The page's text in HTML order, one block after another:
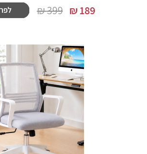
189
₪
399 ₪